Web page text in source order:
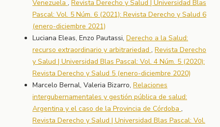
Venezuela , Revista Derecho y Salud | Universidad Blas
Pascal: Vol. 5 Núm. 6 (2021): Revista Derecho y Salud 6
(enero-diciembre 2021)
Luciana Eleas, Enzo Pautassi, Derecho a la Salud:
recurso extraordinario y arbitrariedad , Revista Derecho
y Salud | Universidad Blas Pascal: Vol. 4 Núm. 5 (2020):
Revista Derecho y Salud 5 (enero-diciembre 2020)
Marcelo Bernal, Valeria Bizarro, Relaciones
intergubernamentales y gestión pública de salud:
Argentina y el caso de la Provincia de Córdoba ,
Revista Derecho y Salud | Universidad Blas Pascal: Vol.